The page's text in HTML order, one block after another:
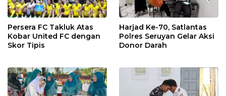
Persera FC Takluk Atas
Kobar United FC dengan
Skor Tipis
Harjad Ke-70, Satlantas
Polres Seruyan Gelar Aksi
Donor Darah